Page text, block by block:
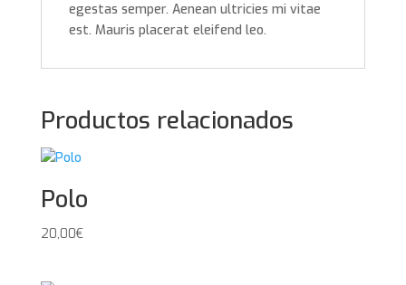
egestas semper. Aenean ultricies mi vitae
est. Mauris placerat eleifend leo.
Productos relacionados
Polo
20,00€